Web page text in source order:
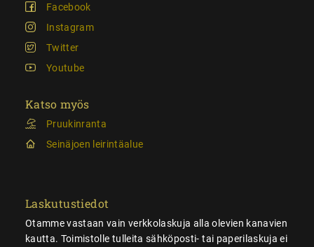
Facebook
Instagram
Twitter
Youtube
Katso myös
Pruukinranta
Seinäjoen leirintäalue
Laskutustiedot
Otamme vastaan vain verkkolaskuja alla olevien kanavien
kautta. Toimistolle tulleita sähköposti- tai paperilaskuja ei